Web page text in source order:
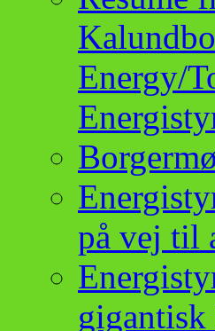
Energy/
på vej til
gigantisk